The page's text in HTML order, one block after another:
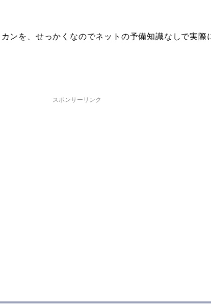
ンを、せっかくなのでネットの予備知識なしで実際
スポンサーリンク